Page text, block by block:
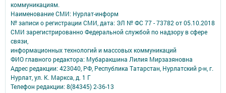
коммуникациям.
Наименование СМИ: Нурлат-⁠информ
№ записи о регистрации СМИ, дата: ЭЛ № ФС 77 -⁠ 73782 от 05.10.2018
СМИ зарегистрированно Федеральной службой по надзору в сфере
связи,
информационных технологий и массовых коммуникаций
ФИО главного редактора: Мубаракшина Лилия Мирзазяновна
Адрес редакции: 423040, РФ, Республика Татарстан, Нурлатский р-н, г.
Нурлат, ул. К. Маркса, д. 1 Г
Телефон редакции: 8(84345) 2-36-13